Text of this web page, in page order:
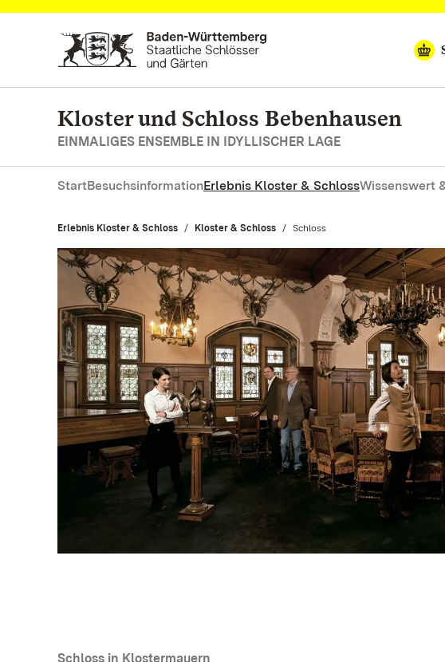
Zum Hauptinhalt springen
Kloster und Schloss Bebenhausen
EINMALIGES ENSEMBLE IN IDYLLISCHER LAGE
StartBesuchsinformationErlebnis Kloster & SchlossWissenswert
Erlebnis Kloster & Schloss Kloster & Schloss Aktuell:
Schloss
Schloss in Klostermauern